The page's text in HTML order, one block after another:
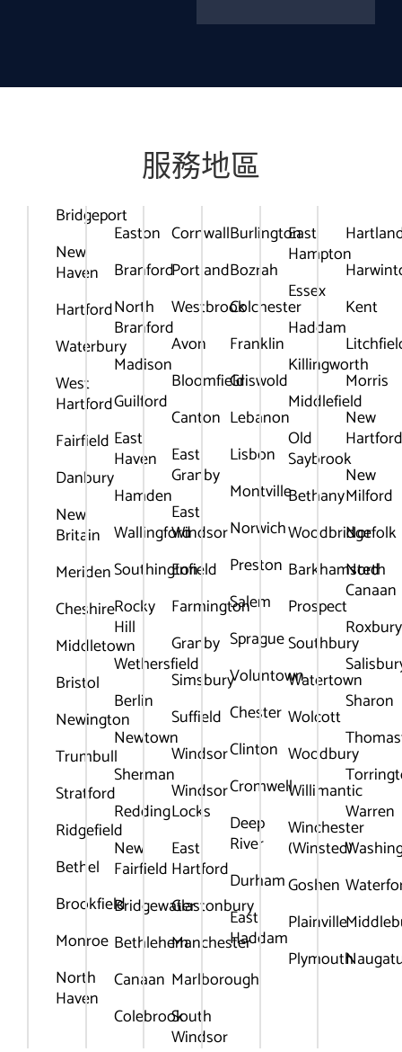
服務地區
Bridgeport
New
Haven
Hartford
Waterbury
West
Hartford
Fairfield
Danbury
New
Britain
Meriden
Cheshire
Middletown
Bristol
Newington
Trumbull
Stratford
Ridgefield
Bethel
Brookfield
Monroe
North
Haven
Easton
Branford
North
Branford
Madison
Guilford
East
Haven
Hamden
Wallingford
Southington
Rocky
Hill
Wethersfield
Berlin
Newtown
Sherman
Redding
New
Fairfield
Bridgewater
Bethlehem
Canaan
Colebrook
Cornwall
Portland
Westbrook
Avon
Bloomfield
Canton
East
Granby
East
Windsor
Enfield
Farmington
Granby
Simsbury
Suffield
Windsor
Windsor
Locks
East
Hartford
Glastonbury
Manchester
Marlborough
South
Windsor
Burlington
Bozrah
Colchester
Franklin
Griswold
Lebanon
Lisbon
Montville
Norwich
Preston
Salem
Sprague
Voluntown
Chester
Clinton
Cromwell
Deep
River
Durham
East
Haddam
East
Hampton
Essex
Haddam
Killingworth
Middlefield
Old
Saybrook
Bethany
Woodbridge
Barkhamsted
Prospect
Southbury
Watertown
Wolcott
Woodbury
Willimantic
Winchester
(Winsted)
Goshen
Plainville
Plymouth
Kent
Morris
New
New
Milford
Norfolk
North
Canaan
Roxbury
Sharon
Warren